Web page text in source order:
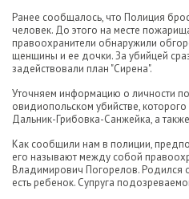
Ранее сообщалось, что Полиция
человек. До этого на месте
правоохранители обнаружили
щенщины и ее дочки. За убийцей
задействовали план "Сирена".
Уточняем информацию о личности
овидиопольском убийстве, которого
Дальник-Грибовка-Санжейка, а
Как сообщили нам в полиции,
его называют между собой
Владимирович Погорелов. Родился
есть ребенок. Супруга